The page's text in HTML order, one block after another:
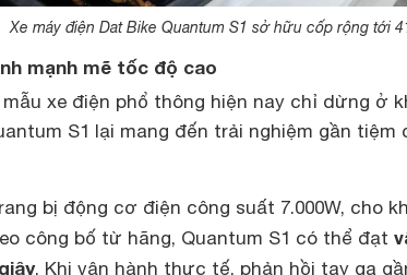
Xe máy điện Dat Bike Quantum S1 sở hữu cốp rộng tới
mạnh mẽ tốc độ cao
mẫu xe điện phổ thông hiện nay chỉ dừng ở
S1 lại mang đến trải nghiệm gần tiệm
bị động cơ điện công suất 7.000W, cho
công bố từ hãng, Quantum S1 có thể đạt
. Khi vận hành thực tế, phản hồi tay ga